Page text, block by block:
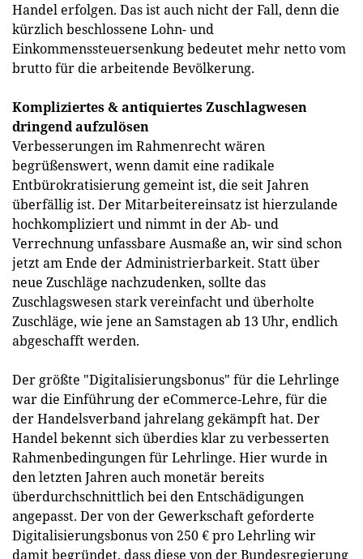
Handel erfolgen. Das ist auch nicht der Fall, denn die
kürzlich beschlossene Lohn- und
Einkommenssteuersenkung bedeutet mehr netto vom
brutto für die arbeitende Bevölkerung.
Kompliziertes & antiquiertes Zuschlagwesen
dringend aufzulösen
Verbesserungen im Rahmenrecht wären
begrüßenswert, wenn damit eine radikale
Entbürokratisierung gemeint ist, die seit Jahren
überfällig ist. Der Mitarbeitereinsatz ist hierzulande
hochkompliziert und nimmt in der Ab- und
Verrechnung unfassbare Ausmaße an, wir sind schon
jetzt am Ende der Administrierbarkeit. Statt über
neue Zuschläge nachzudenken, sollte das
Zuschlagswesen stark vereinfacht und überholte
Zuschläge, wie jene an Samstagen ab 13 Uhr, endlich
abgeschafft werden.
Der größte "Digitalisierungsbonus" für die Lehrlinge
war die Einführung der eCommerce-Lehre, für die
der Handelsverband jahrelang gekämpft hat. Der
Handel bekennt sich überdies klar zu verbesserten
Rahmenbedingungen für Lehrlinge. Hier wurde in
den letzten Jahren auch monetär bereits
überdurchschnittlich bei den Entschädigungen
angepasst. Der von der Gewerkschaft geforderte
Digitalisierungsbonus von 250 € pro Lehrling wir
damit begründet, dass diese von der Bundesregierung